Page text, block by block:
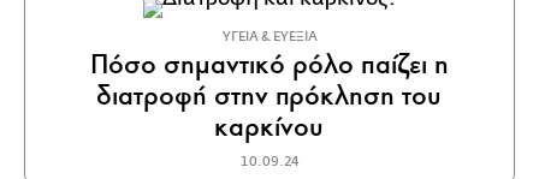
ΥΓΕΙΑ & ΕΥΕΞΙΑ
Πόσο σημαντικό ρόλο παίζει η
διατροφή στην πρόκληση του
καρκίνου
10.09.24